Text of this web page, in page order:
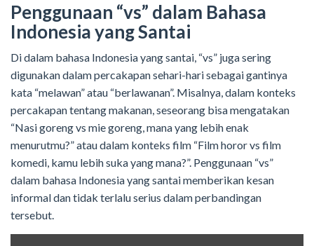
Penggunaan “vs” dalam Bahasa
Indonesia yang Santai
Di dalam bahasa Indonesia yang santai, “vs” juga sering
digunakan dalam percakapan sehari-hari sebagai gantinya
kata “melawan” atau “berlawanan”. Misalnya, dalam konteks
percakapan tentang makanan, seseorang bisa mengatakan
“Nasi goreng vs mie goreng, mana yang lebih enak
menurutmu?” atau dalam konteks film “Film horor vs film
komedi, kamu lebih suka yang mana?”. Penggunaan “vs”
dalam bahasa Indonesia yang santai memberikan kesan
informal dan tidak terlalu serius dalam perbandingan
tersebut.